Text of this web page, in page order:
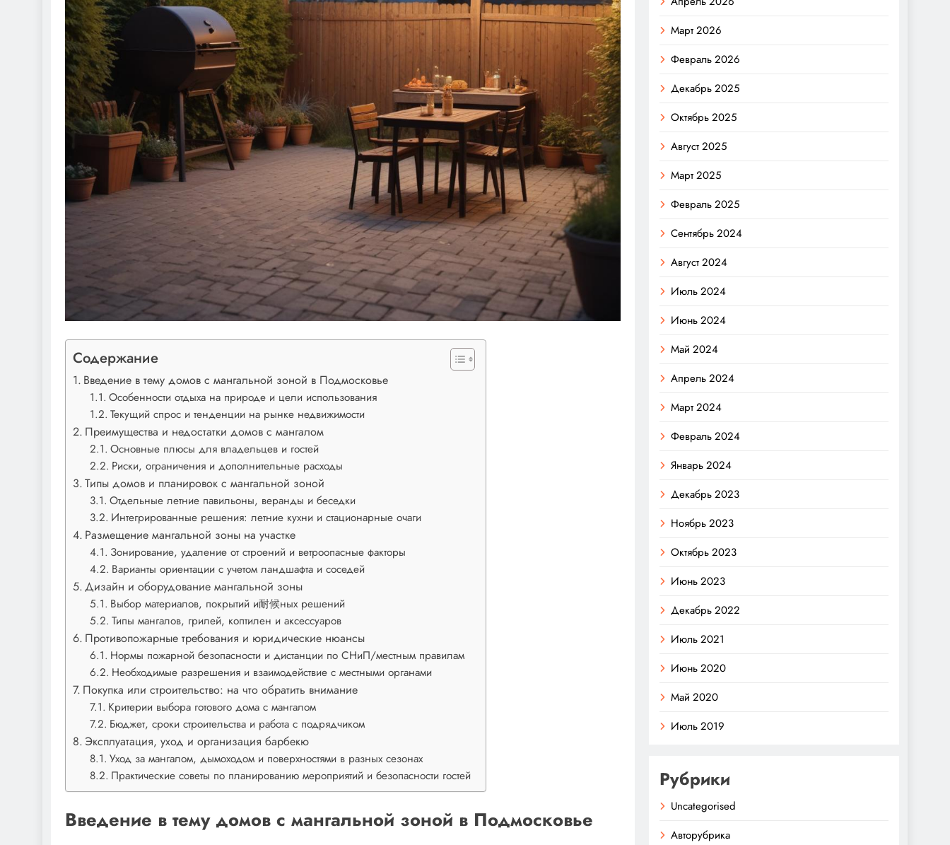
Содержание
Введение в тему домов с мангальной зоной в Подмосковье
Особенности отдыха на природе и цели использования
Текущий спрос и тенденции на рынке недвижимости
Преимущества и недостатки домов с мангалом
Основные плюсы для владельцев и гостей
Риски, ограничения и дополнительные расходы
Типы домов и планировок с мангальной зоной
Отдельные летние павильоны, веранды и беседки
Интегрированные решения: летние кухни и стационарные очаги
Размещение мангальной зоны на участке
Зонирование, удаление от строений и ветроопасные факторы
Варианты ориентации с учетом ландшафта и соседей
Дизайн и оборудование мангальной зоны
Выбор материалов, покрытий и耐候ных решений
Типы мангалов, грилей, коптилен и аксессуаров
Противопожарные требования и юридические нюансы
Нормы пожарной безопасности и дистанции по СНиП/местным правилам
Необходимые разрешения и взаимодействие с местными органами
Покупка или строительство: на что обратить внимание
Критерии выбора готового дома с мангалом
Бюджет, сроки строительства и работа с подрядчиком
Эксплуатация, уход и организация барбекю
Уход за мангалом, дымоходом и поверхностями в разных сезонах
Практические советы по планированию мероприятий и безопасности гостей
Введение в тему домов с мангальной зоной в Подмосковье
Март 2026
Февраль 2026
Декабрь 2025
Октябрь 2025
Август 2025
Март 2025
Февраль 2025
Сентябрь 2024
Август 2024
Июль 2024
Июнь 2024
Май 2024
Апрель 2024
Март 2024
Февраль 2024
Январь 2024
Декабрь 2023
Ноябрь 2023
Октябрь 2023
Июнь 2023
Декабрь 2022
Июль 2021
Июнь 2020
Май 2020
Июль 2019
Рубрики
Uncategorised
Авторубрика